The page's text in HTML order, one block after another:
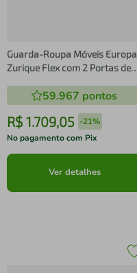
Guarda-Roupa Móveis Europa
Zurique Flex com 2 Portas de
59.967 pontos
R$ 1.709,05 -21%
No pagamento com Pix
Ver detalhes